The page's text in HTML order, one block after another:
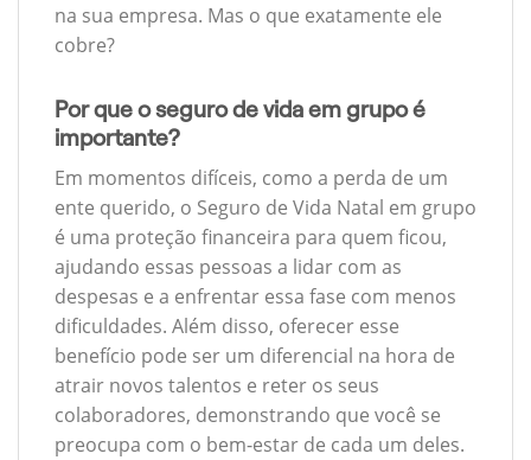
na sua empresa. Mas o que exatamente ele
cobre?
Por que o seguro de vida em grupo é
importante?
Em momentos difíceis, como a perda de um
ente querido, o Seguro de Vida Natal em grupo
é uma proteção financeira para quem ficou,
ajudando essas pessoas a lidar com as
despesas e a enfrentar essa fase com menos
dificuldades. Além disso, oferecer esse
benefício pode ser um diferencial na hora de
atrair novos talentos e reter os seus
colaboradores, demonstrando que você se
preocupa com o bem-estar de cada um deles.